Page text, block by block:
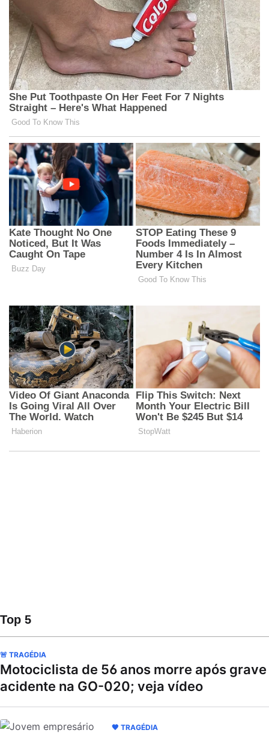
Top 5
🚨 TRAGÉDIA
Motociclista de 56 anos morre após grave
acidente na GO-020; veja vídeo
🖤 TRAGÉDIA